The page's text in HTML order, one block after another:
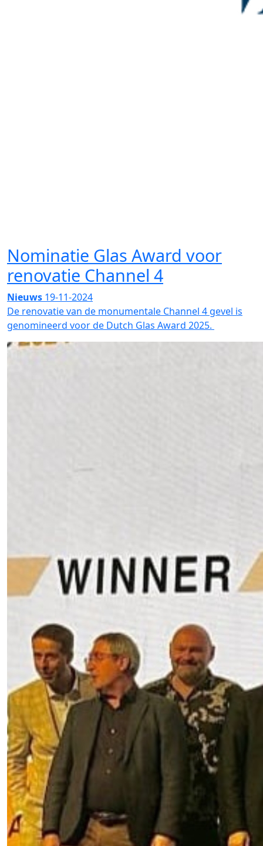
Nominatie Glas Award voor
renovatie Channel 4
Nieuws 19-11-2024
De renovatie van de monumentale Channel 4 gevel is
genomineerd voor de Dutch Glas Award 2025.